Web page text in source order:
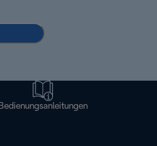
Bedienungsanleitungen